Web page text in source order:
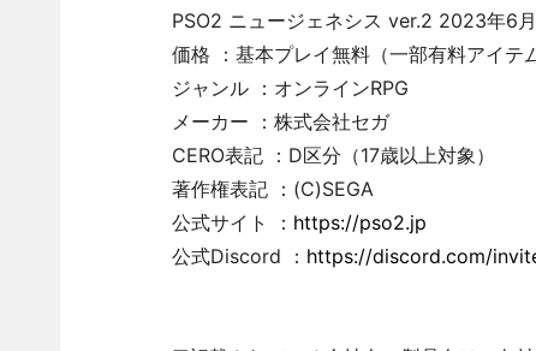
PSO2 ニュージェネシス ver.2 2023年6
価格 ：基本プレイ無料（一部有料アイテ
ジャンル ：オンラインRPG
メーカー ：株式会社セガ
CERO表記 ：D区分（17歳以上対象）
著作権表記 ：(C)SEGA
公式サイト ： https://pso2.jp
公式Discord ： https://discord.com/